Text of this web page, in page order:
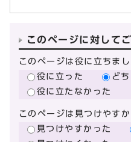
このページに対して
このページは役に立ちまし
役に立った
ど
役に立たなかった
このページは見つけやす
見つけやすかった